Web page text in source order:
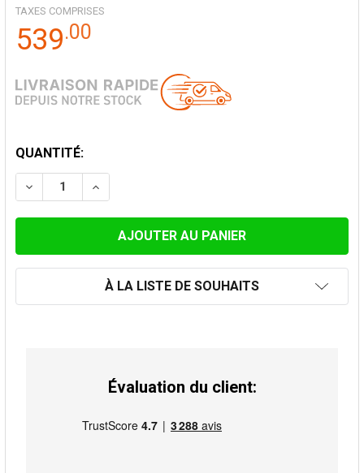
TAXES COMPRISES
539.00
STOCK
ACTUEL:
QUANTITÉ:
DIMINUER LA QUANTITÉ DE KIT DE TRAVERSÉE DE
AUGMENTER LA QUANTITÉ DE KIT DE
À LA LISTE DE SOUHAITS
Évaluation du client: